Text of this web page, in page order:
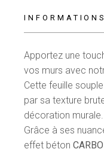
Apportez une
vos murs avec
Cette feuille
par sa texture
décoration murale.
Grâce à ses
effet béton